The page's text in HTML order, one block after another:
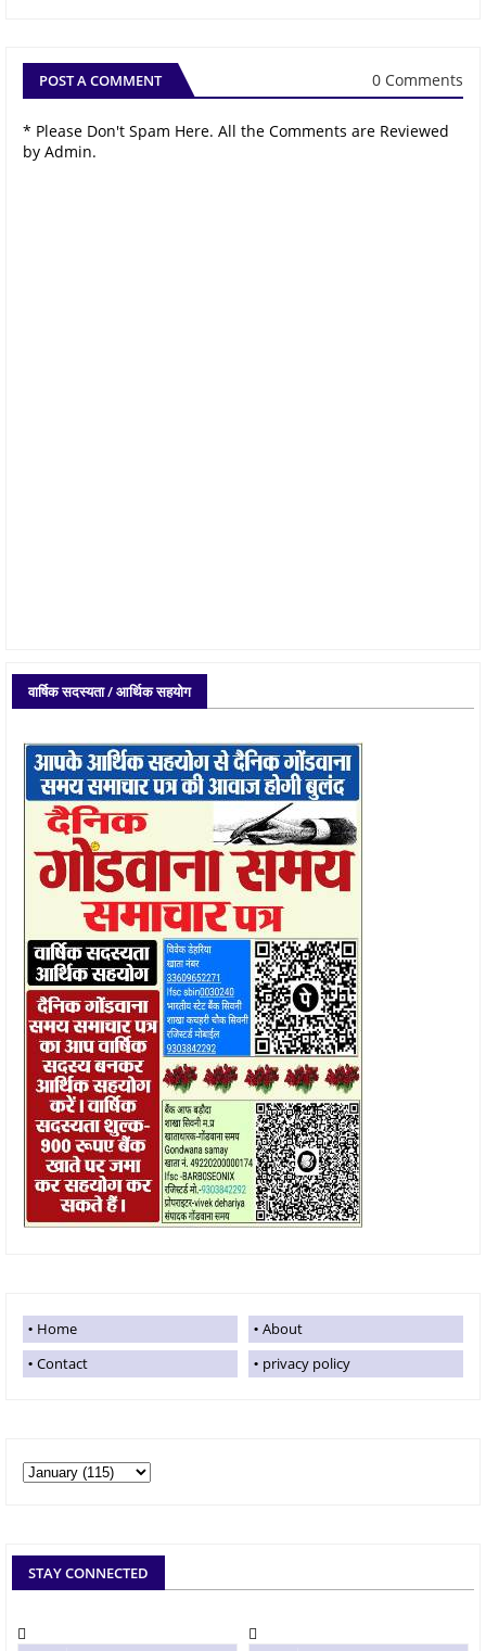
POST A COMMENT 0 Comments
* Please Don't Spam Here. All the Comments are Reviewed
by Admin.
वार्षिक सदस्यता / आर्थिक सहयोग
Home
About
Contact
privacy policy
STAY CONNECTED